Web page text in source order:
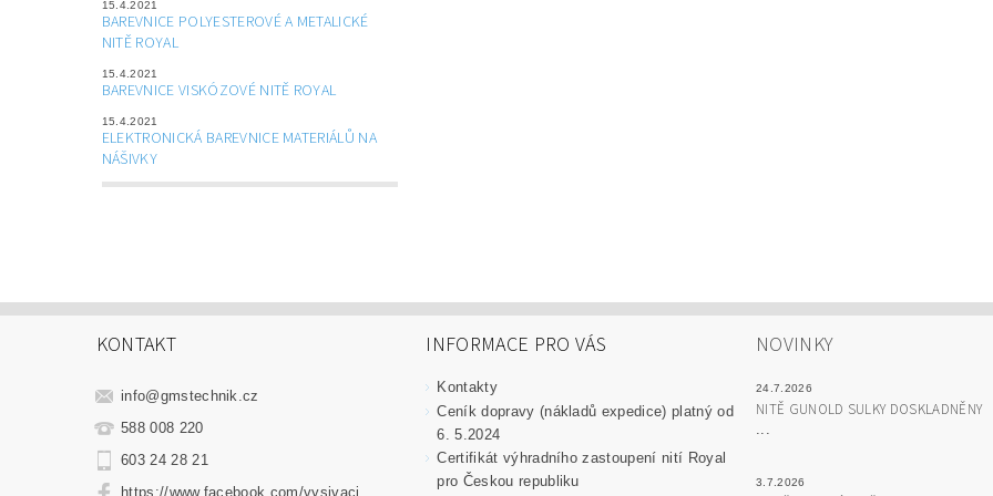
15.4.2021
BAREVNICE POLYESTEROVÉ A METALICKÉ
NITĚ ROYAL
15.4.2021
BAREVNICE VISKÓZOVÉ NITĚ ROYAL
15.4.2021
ELEKTRONICKÁ BAREVNICE MATERIÁLŮ NA
NÁŠIVKY
KONTAKT
info@gmstechnik.cz
588 008 220
603 24 28 21
https://www.facebook.com/vysivaci
INFORMACE PRO VÁS
Kontakty
Ceník dopravy (nákladů expedice) platný od
6. 5.2024
Certifikát výhradního zastoupení nití Royal
pro Českou republiku
NOVINKY
24.7.2026
NITĚ GUNOLD SULKY DOSKLADNĚNY
3.7.2026